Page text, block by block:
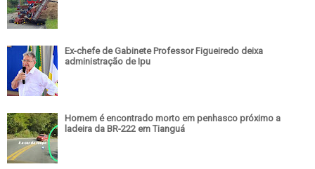
Ex-chefe de Gabinete Professor Figueiredo deixa
administração de Ipu
Homem é encontrado morto em penhasco próximo a
ladeira da BR-222 em Tianguá